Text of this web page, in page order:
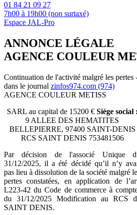
01 84 21 09 27
7h00 à 19h00 (non surtaxé)
Espace JAL-Pro
ANNONCE LÉGALE
AGENCE COULEUR
Continuation de l'activité malgré les pertes
dans le journal zinfos974.com (974)
AGENCE COULEUR METISS
SARL au capital de 15200 € Siège social :
9 ALLEE DES HEMATITES
BELLEPIERRE, 97400 SAINT-DENIS
RCS SAINT DENIS 753481506
Par décision de l'associé Unique
31/12/2025, il a été décidé qu’il n’y
pas lieu à dissolution de la société malgré
pertes constatées, en application de
L223-42 du Code de commerce à
du 31/12/2025 Modification au RCS
SAINT DENIS.